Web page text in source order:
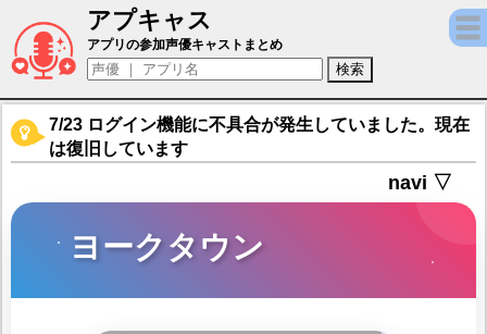
アプキャス
ヨークタウン（声優：大原さやか)【ブラッ
アプリの参加声優キャストまとめ
7/23 ログイン機能に不具合が発生していました。現在
は復旧しています
navi ▽
ヨークタウン